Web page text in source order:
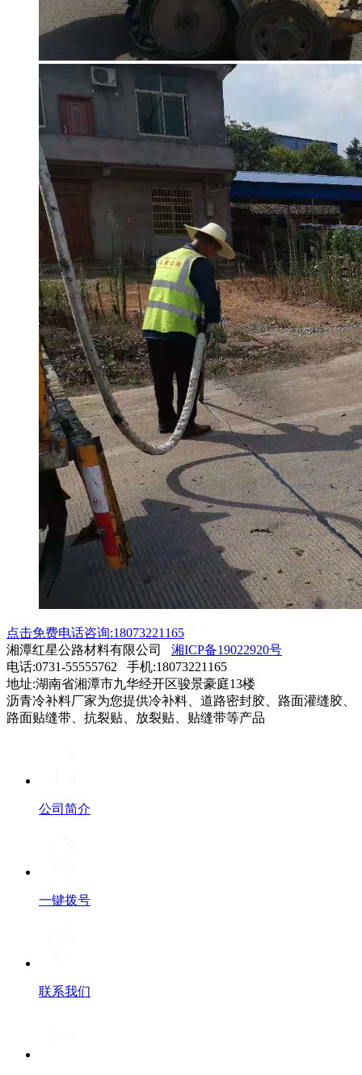
点击免费电话咨询:18073221165
湘潭红星公路材料有限公司 湘ICP备19022920号
电话:0731-55555762 手机:18073221165
地址:湖南省湘潭市九华经开区骏景豪庭13楼
沥青冷补料厂家为您提供冷补料、道路密封胶、路面灌缝胶、
路面贴缝带、抗裂贴、放裂贴、贴缝带等产品
公司简介
一键拨号
联系我们